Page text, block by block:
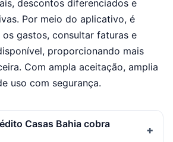
descontos diferenciados e
Por meio do aplicativo, é
gastos, consultar faturas e
proporcionando mais
Com ampla aceitação, amplia
uso com segurança.
Casas Bahia cobra